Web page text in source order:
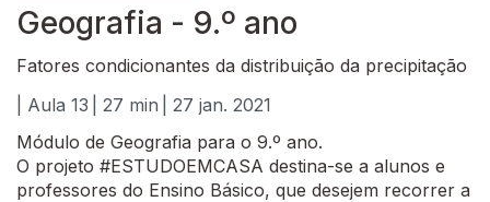
Geografia - 9.º ano
Fatores condicionantes da distribuição da precipitação
| Aula 13
| 27 min
| 27 jan. 2021
Módulo de Geografia para o 9.º ano.
O projeto #ESTUDOEMCASA destina-se a alunos e
professores do Ensino Básico, que desejem recorrer a